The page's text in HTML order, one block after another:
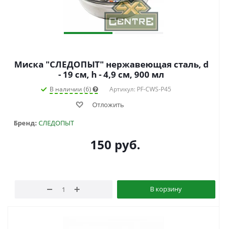
Миска "СЛЕДОПЫТ" нержавеющая сталь, d
- 19 см, h - 4,9 см, 900 мл
В наличии (6) Артикул: PF-CWS-P45
Отложить
Бренд: СЛЕДОПЫТ
150 руб.
В корзину